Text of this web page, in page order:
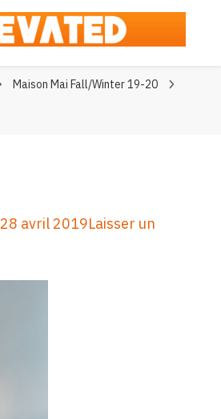
Maison Mai Fall/Winter 19-20
28 avril 2019Laisser un